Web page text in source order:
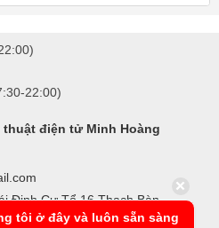
22:00)
điện tử Minh Hoàng
Định Cư Tổ 16 Thạch Bàn -
tôi ở đây và luôn sẵn sàng